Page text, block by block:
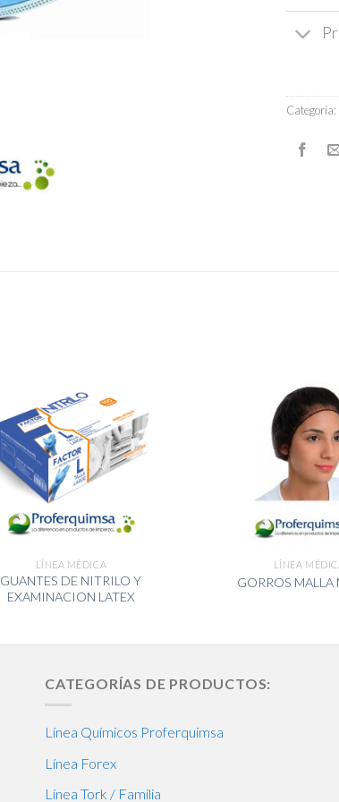
Categoría:
LÍNEA MÉDICA
GUANTES DE NITRILO Y
EXAMINACION LATEX
LÍNEA
GORROS MALLA
CATEGORÍAS DE PRODUCTOS:
Línea Químicos Proferquimsa
Línea Forex
Línea Tork / Familia